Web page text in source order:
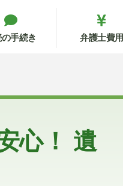
手続き 弁護士費用
心！ 遺